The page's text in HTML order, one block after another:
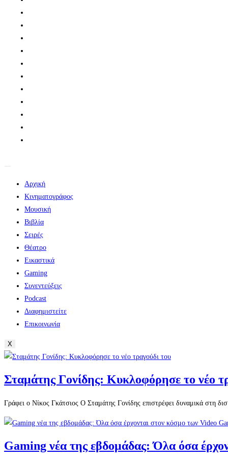
Αρχική
Κινηματογράφος
Μουσική
Βιβλία
Σειρές
Θέατρο
Εικαστικά
Gaming
Συνεντεύξεις
Podcast
Διαφημιστείτε
Επικοινωνία
X
Σταμάτης Γονίδης: Κυκλοφόρησε το νέο
Γράφει ο Νίκος Γκάτσιος Ο Σταμάτης Γονίδης επιστρέφει δυναμικά στη
Gaming νέα της εβδομάδας: Όλα όσα